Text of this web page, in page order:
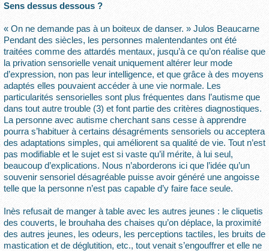
Sens dessus dessous ?
« On ne demande pas à un boiteux de danser. » Julos Beaucarne
Pendant des siècles, les personnes malentendantes ont été
traitées comme des attardés mentaux, jusqu’à ce qu’on réalise que
la privation sensorielle venait uniquement altérer leur mode
d’expression, non pas leur intelligence, et que grâce à des moyens
adaptés elles pouvaient accéder à une vie normale. Les
particularités sensorielles sont plus fréquentes dans l’autisme que
dans tout autre trouble (3) et font partie des critères diagnostiques.
La personne avec autisme cherchant sans cesse à apprendre
pourra s’habituer à certains désagréments sensoriels ou acceptera
des adaptations simples, qui améliorent sa qualité de vie. Tout n’est
pas modifiable et le sujet est si vaste qu’il mérite, à lui seul,
beaucoup d’explications. Nous n’aborderons ici que l’idée qu’un
souvenir sensoriel désagréable puisse avoir généré une angoisse
telle que la personne n’est pas capable d’y faire face seule.
Inès refusait de manger à table avec les autres jeunes : le cliquetis
des couverts, le brouhaha des chaises qu’on déplace, la proximité
des autres jeunes, les odeurs, les perceptions tactiles, les bruits de
mastication et de déglutition, etc., tout venait s’engouffrer et elle ne